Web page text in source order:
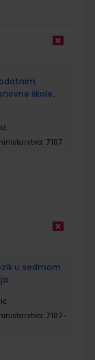
škole,
7107
u sedmom
7107-